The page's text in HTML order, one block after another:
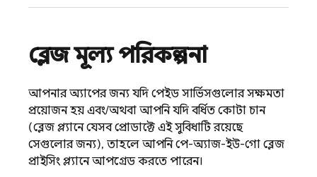
ব্লেজ মূল্য পরিকল্পনা
আপনার অ্যাপের জন্য যদি পেইড সার্ভিসগুলোর সক্ষমতা
প্রয়োজন হয় এবং/অথবা আপনি যদি বর্ধিত কোটা চান
(ব্লেজ প্ল্যানে যেসব প্রোডাক্টে এই সুবিধাটি রয়েছে
সেগুলোর জন্য), তাহলে আপনি পে-অ্যাজ-ইউ-গো ব্লেজ
প্রাইসিং প্ল্যানে আপগ্রেড করতে পারেন।